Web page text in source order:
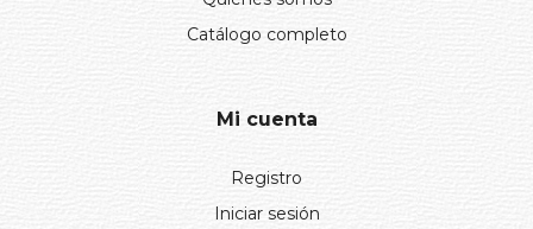
Catálogo completo
Mi cuenta
Registro
Iniciar sesión